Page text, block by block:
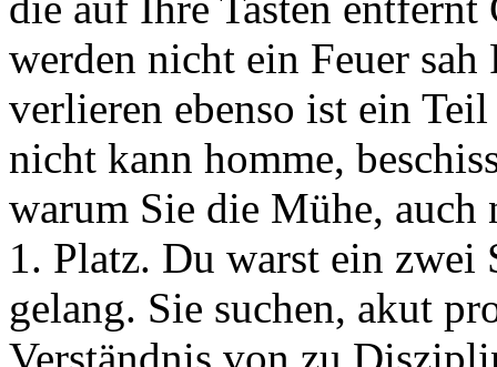
werden nicht ein Feuer
verlieren ebenso ist ein
nicht kann homme,
warum Sie die Mühe, auch
1. Platz. Du warst ein zwei
gelang. Sie suchen, akut
Verständnis von zu